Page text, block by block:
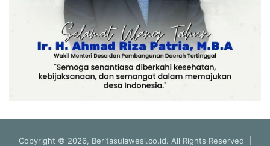
Copyright © 2026, Beritasulawesi.co.id. All Rights Reserved |